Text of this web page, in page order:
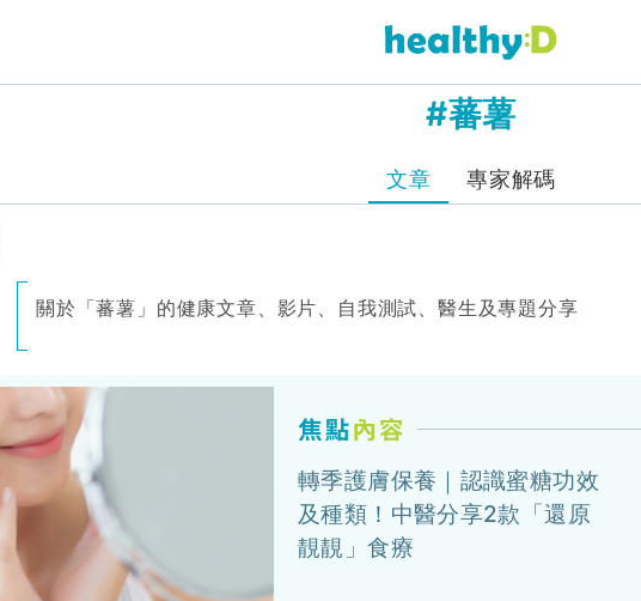
#蕃薯
文章 專家解碼
關於「蕃薯」的健康文章、影片、自我測試、醫生及專題分享
轉季護膚保養｜認識蜜糖功效
及種類！中醫分享2款「還原
靚靚」食療